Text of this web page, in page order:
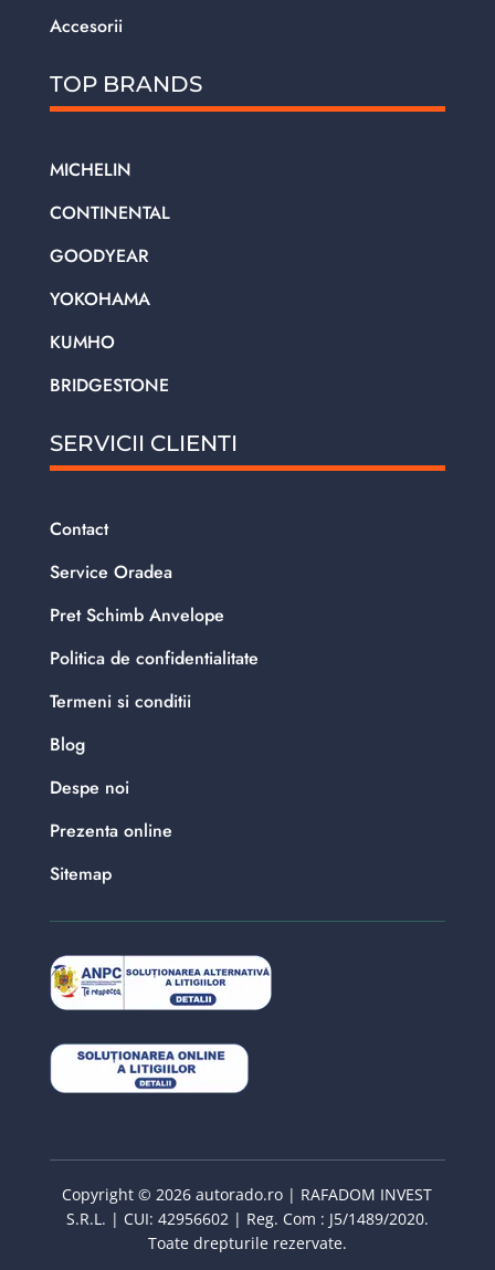
Accesorii
TOP BRANDS
MICHELIN
CONTINENTAL
GOODYEAR
YOKOHAMA
KUMHO
BRIDGESTONE
SERVICII CLIENTI
Contact
Service Oradea
Pret Schimb Anvelope
Politica de confidentialitate
Termeni si conditii
Blog
Despe noi
Prezenta online
Sitemap
Copyright © 2026 autorado.ro | RAFADOM INVEST
S.R.L. | CUI: 42956602 | Reg. Com : J5/1489/2020.
Toate drepturile rezervate.